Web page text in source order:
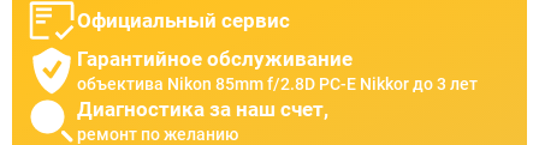
Официальный сервис
Гарантийное обслуживание
объектива Nikon 85mm f/2.8D PC-E Nikkor до 3 лет
Диагностика за наш счет,
ремонт по желанию